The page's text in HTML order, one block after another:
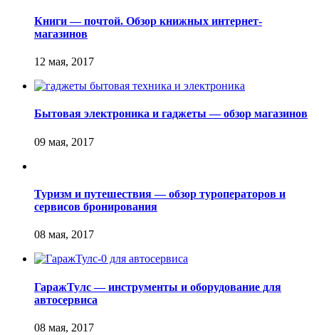
Книги — почтой. Обзор книжных интернет-
магазинов
Бытовая электроника и гаджеты — обзор магазинов
Туризм и путешествия — обзор туроператоров и
сервисов бронирования
ГаражТулс — инструменты и оборудование для
автосервиса